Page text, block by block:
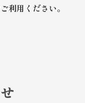
利用ください。